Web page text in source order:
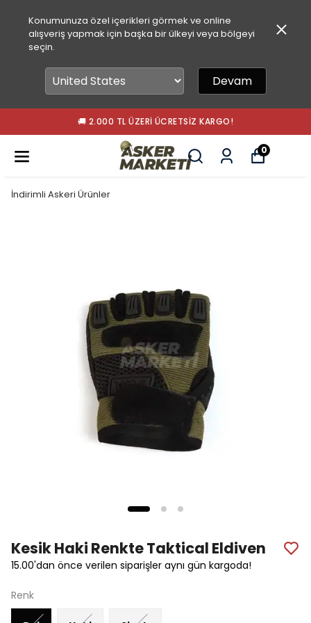
Konumunuza özel içerikleri görmek ve online
alışveriş yapmak için başka bir ülkeyi veya bölgeyi
seçin.
Devam
🚚 2.000 TL ÜZERI ÜCRETSIZ KARGO!
0
İndirimli Askeri Ürünler
Kesik Haki Renkte Taktical Eldiven
15.00'dan önce verilen siparişler aynı gün kargoda!
Renk